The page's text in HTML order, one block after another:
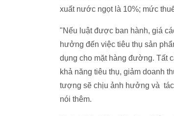
xuất nước ngọt là 10%; mức
"Nếu luật được ban hành, giá
hưởng đến việc tiêu thụ sản
dụng cho mặt hàng đường. Tất
khả năng tiêu thụ, giảm doanh
tượng sẽ chịu ảnh hưởng và
nói thêm.